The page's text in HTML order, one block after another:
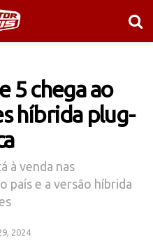
5 chega ao
híbrida plug-
à venda nas
país e a versão híbrida
2024